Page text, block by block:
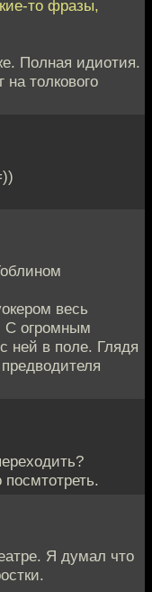
то фразы,
Полная идиотия.
толкового
весь
С огромным
ней в поле. Глядя
Я думал что